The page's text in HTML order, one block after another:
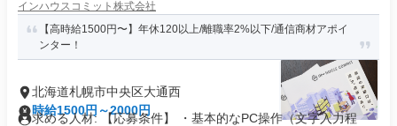
インハウスコミット株式会社
【高時給1500円〜】年休120以上/離職率2%以下/通信商材アポイ
ンター！
北海道札幌市中央区大通西
時給1500円～2000円
求める人材: 【応募条件】 ・基本的なPC操作（文字入力程